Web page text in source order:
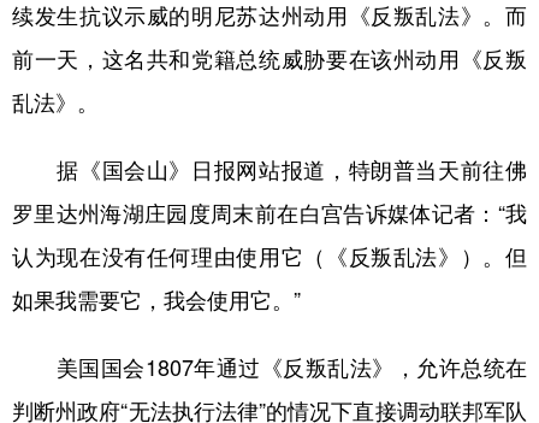
广东 广西 海南 重庆
四川 贵州 云南 西藏
陕西
新疆 内蒙古 黑龙江
多语种频道
English Español
Русский язык 日本語 한국어
Deutsch Português
续发生抗议示威的明尼苏达州动用《反叛乱法》。而
前一天，这名共和党籍总统威胁要在该州动用《反叛
乱法》。
据《国会山》日报网站报道，特朗普当天前往佛
罗里达州海湖庄园度周末前在白宫告诉媒体记者：“我
认为现在没有任何理由使用它（《反叛乱法》）。但
如果我需要它，我会使用它。”
美国国会1807年通过《反叛乱法》，允许总统在
判断州政府“无法执行法律”的情况下直接调动联邦军队